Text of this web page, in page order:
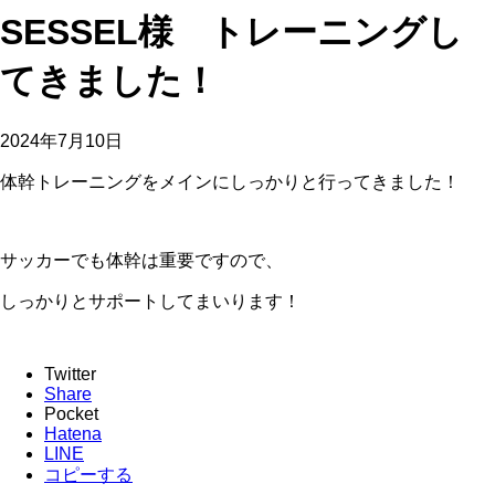
SESSEL様 トレーニングし
てきました！
2024年7月10日
体幹トレーニングをメインにしっかりと行ってきました！
サッカーでも体幹は重要ですので、
しっかりとサポートしてまいります！
Twitter
Share
Pocket
Hatena
LINE
コピーする